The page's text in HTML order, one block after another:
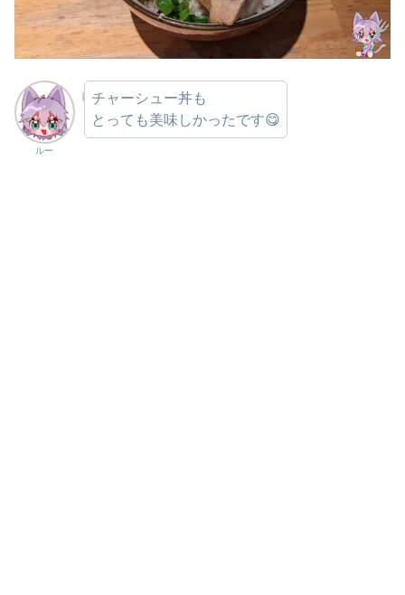
ルー
チャーシュー丼も
とっても美味しかったです😋